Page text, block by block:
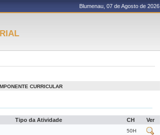
Blumenau, 07 de Agosto de 2026
CURRICULAR
Tipo da Atividade CH Ver
50H